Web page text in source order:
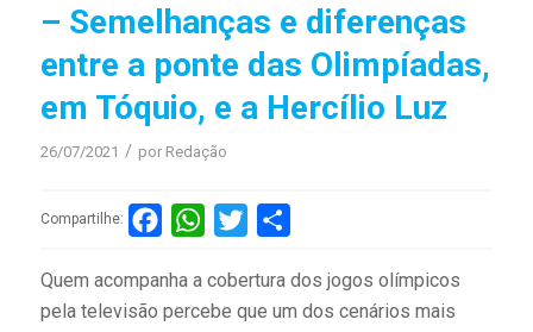
– Semelhanças e diferenças
entre a ponte das Olimpíadas,
em Tóquio, e a Hercílio Luz
26/07/2021 / por Redação
Compartilhe: FacebookWhatsApp
Twitter
Quem acompanha a cobertura dos jogos olímpicos
pela televisão percebe que um dos cenários mais